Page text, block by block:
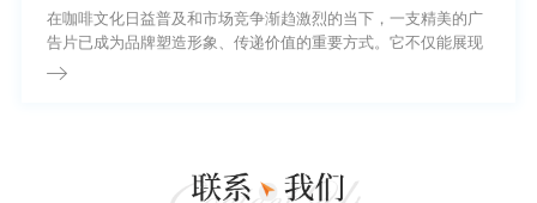
的信任背书。
在咖啡文化日益普及和市场竞争渐趋激烈的当下，一支精美的广
告片已成为品牌塑造形象、传递价值的重要方式。它不仅能展现
咖啡的品质与风味，还能通过视觉语言连接消费者的情感与生活